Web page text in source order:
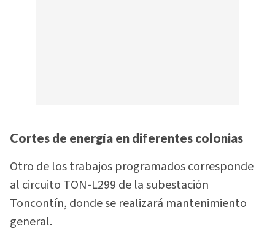
Cortes de energía en diferentes colonias
Otro de los trabajos programados corresponde
al circuito TON-L299 de la subestación
Toncontín, donde se realizará mantenimiento
general.